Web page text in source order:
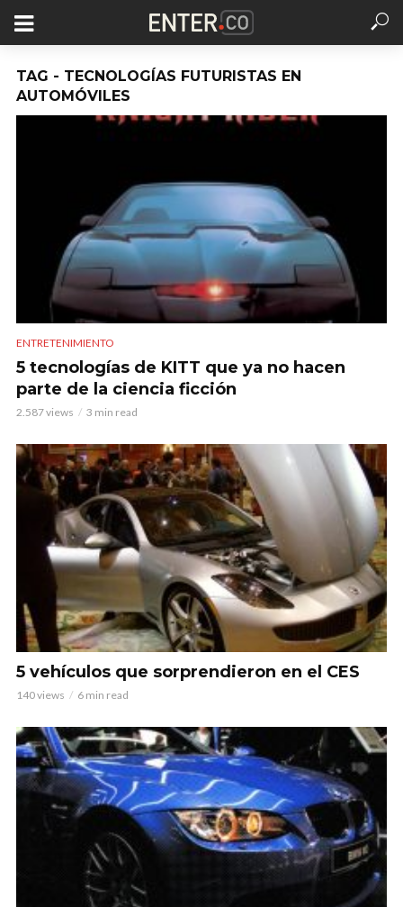
TAG - TECNOLOGÍAS FUTURISTAS EN
AUTOMÓVILES
ENTRETENIMIENTO
5 tecnologías de KITT que ya no hacen
parte de la ciencia ficción
2.587 views 3 min read
5 vehículos que sorprendieron en el CES
140 views 6 min read